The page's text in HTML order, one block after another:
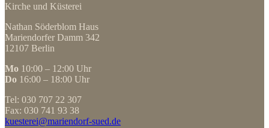
Kirche und Küsterei
Nathan Söderblom Haus
Mariendorfer Damm 342
12107 Berlin
Mo 10:00 – 12:00 Uhr
Do 16:00 – 18:00 Uhr
Tel: 030 707 22 307
Fax: 030 741 93 38
kuesterei@mariendorf-sued.de